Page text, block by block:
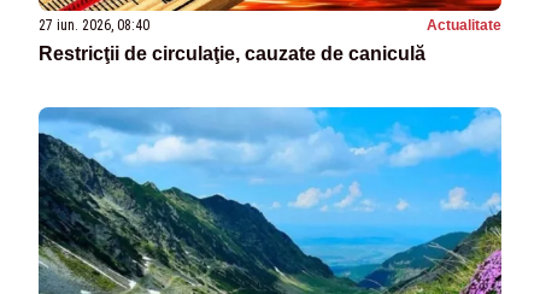
27 iun. 2026, 08:40 Actualitate
Restricţii de circulaţie, cauzate de caniculă